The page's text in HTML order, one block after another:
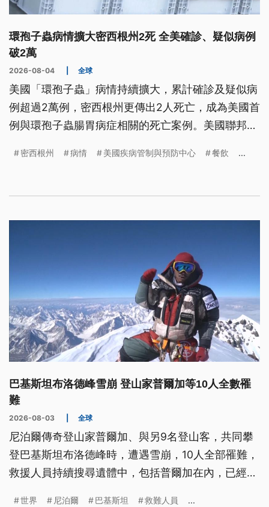
環孢子蟲病情擴大密西根州2死 全美確診、疑似病例
破2萬
2026-08-04 全球
美國「環孢子蟲」病情持續擴大，累計確診及疑似病
例超過2萬例，密西根州更傳出2人死亡，成為美國首
例與環孢子蟲腸胃病症相關的死亡案例。美國聯邦衛
餐廳的墨西哥生菜。這起事件不僅重創餐飲業，也促
密西根州 病情 美國疾病管制與預防中心 餐飲 ...
巴基斯坦布洛德峰雪崩 登山家普爾加等10人全數罹
難
2026-08-03 全球
尼泊爾傳奇登山家普爾加、與另9名登山客，共同攀
登巴基斯坦布洛德峰時，遭遇雪崩，10人全部罹難，
救援人員持續搜尋遺體中，包括普爾加在內，已經找
世界 尼泊爾 巴基斯坦 救難人員 ...